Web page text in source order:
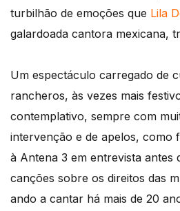
turbilhão de emoções que Lila
galardoada cantora mexicana,
Um espectáculo carregado de
rancheros, às vezes mais
contemplativo, sempre com
intervenção e de apelos, como
à Antena 3 em entrevista antes
canções sobre os direitos das
ando a cantar há mais de 20